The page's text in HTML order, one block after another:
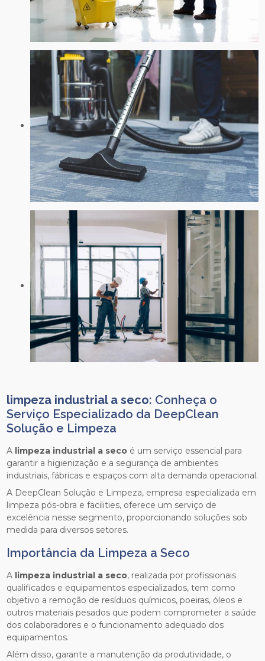
limpeza industrial a seco: Conheça o
Serviço Especializado da DeepClean
Solução e Limpeza
A limpeza industrial a seco é um serviço essencial para
garantir a higienização e a segurança de ambientes
industriais, fábricas e espaços com alta demanda operacional.
A DeepClean Solução e Limpeza, empresa especializada em
limpeza pós-obra e facilities, oferece um serviço de
excelência nesse segmento, proporcionando soluções sob
medida para diversos setores.
Importância da Limpeza a Seco
A limpeza industrial a seco, realizada por profissionais
qualificados e equipamentos especializados, tem como
objetivo a remoção de resíduos químicos, poeiras, óleos e
outros materiais pesados que podem comprometer a saúde
dos colaboradores e o funcionamento adequado dos
equipamentos.
Além disso, garante a manutenção da produtividade, o